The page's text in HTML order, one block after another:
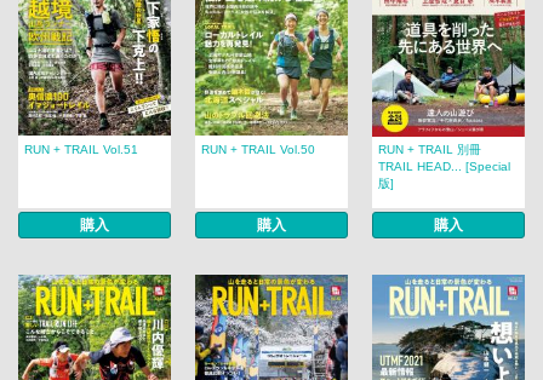
RUN + TRAIL Vol.51
購入
RUN + TRAIL Vol.50
購入
RUN + TRAIL 別冊
TRAIL HEAD... [Special
版]
購入